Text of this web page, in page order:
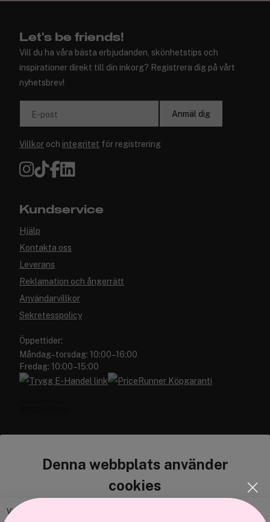
Denna webbplats använder
cookies
Vi använder enhetsidentifierare för att anpassa innehållet och
Let's be friends!
Vill du ha våra bästa erbjudanden, skönhetstips och
inspirationer direkt till din inkorg? Registrera dig på vårt
nyhetsbrev!
E-post Anmäl dig
Villkor och integritet för registrering
Kundservice
Hjälp
Kontakta oss
Leverans
Reklamation och ångerrätt
Användarvillkor
Sekretesspolicy
Öppettider:
Måndag–torsdag: 10:00–16:00
Fredag: 10:00–15:00
Cocopanda.se